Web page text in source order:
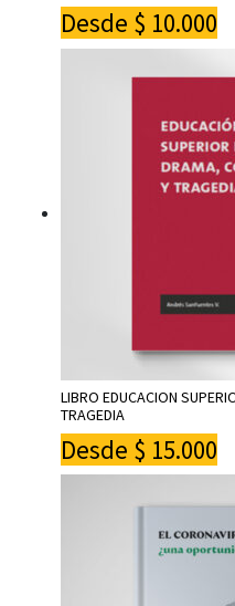
Desde $ 10.000
LIBRO EDUCACION
TRAGEDIA
Desde $ 15.000